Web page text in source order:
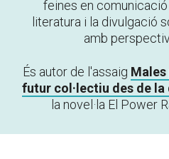
feines en
literatura i la divulgació
amb
És autor de l'assaig
futur col·lectiu des de
la novel·la El Power